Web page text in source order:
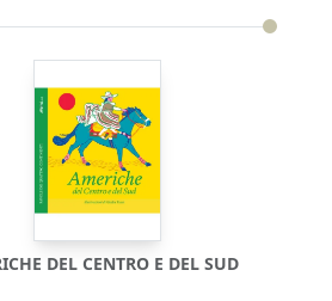
DEL CENTRO E DEL SUD